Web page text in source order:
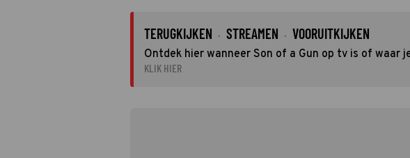
TERUGKIJKEN · STREAMEN · VOORUITKIJKEN
Ontdek hier wanneer Son of a Gun op tv is of waar
KLIK HIER